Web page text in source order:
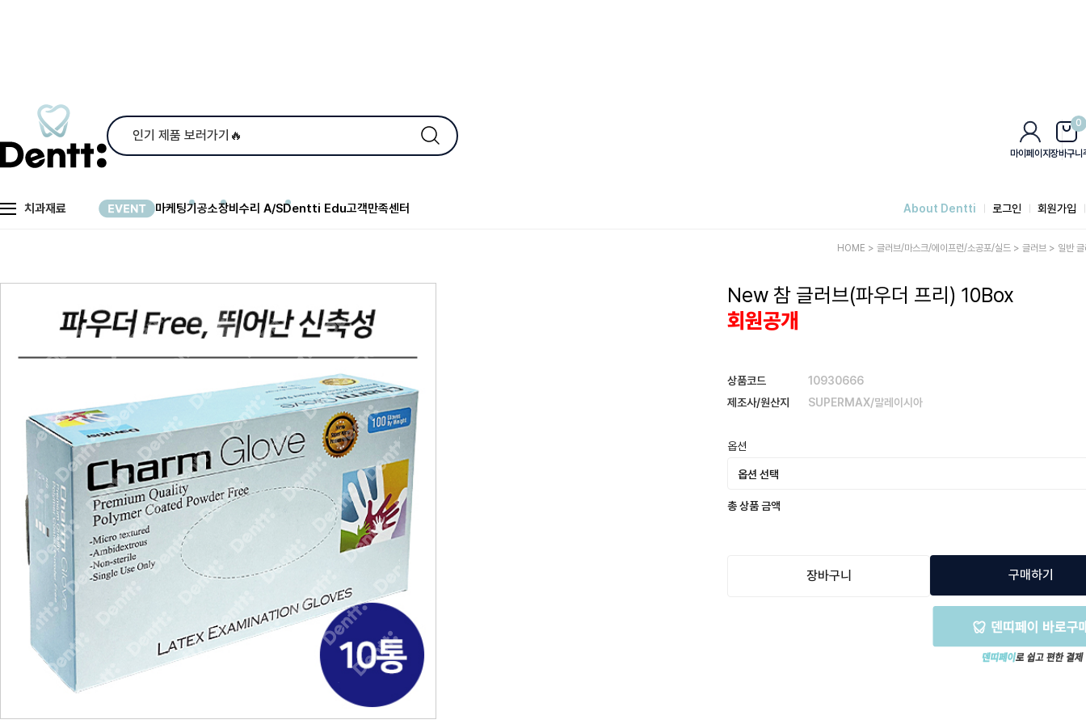
마이페이지
0
장바구니
치과재료 마케팅기공소장비수리 A/SDentti Edu고객만족센터 About Dentti 로그인 회원가입
HOME > 글러브/마스크/에이프런/소공포/실드 > 글러브 > 일반
New 참 글러브(파우더 프리) 10Box
회원공개
상품코드
10930666
제조사/원산지
SUPERMAX/말레이시아
옵션
총 상품 금액
장바구니 구매하기